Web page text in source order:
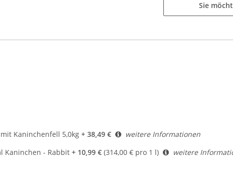
Sie
Kaninchenfell 5,0kg + 38,49 €
weitere Informationen
Kaninchen - Rabbit + 10,99 € (314,00 € pro 1 l)
weitere